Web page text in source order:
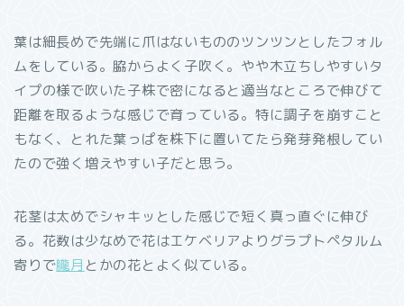
葉は細長めで先端に爪はないもののツンツンとしたフォル
ムをしている。脇からよく子吹く。やや木立ちしやすいタ
イプの様で吹いた子株で密になると適当なところで伸びて
距離を取るような感じで育っている。特に調子を崩すこと
もなく、とれた葉っぱを株下に置いてたら発芽発根してい
たので強く増えやすい子だと思う。
花茎は太めでシャキッとした感じで短く真っ直ぐに伸び
る。花数は少なめで花はエケベリアよりグラプトペタルム
寄りで朧月 とかの花とよく似ている。